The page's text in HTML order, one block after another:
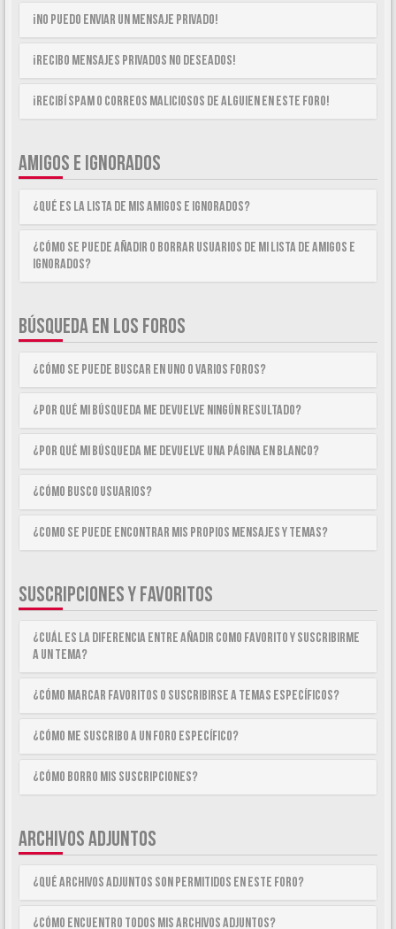
¡No puedo enviar un mensaje privado!
¡Recibo mensajes privados no deseados!
¡Recibí spam o correos maliciosos de alguien en este foro!
AMIGOS E IGNORADOS
¿Qué es la lista de Mis Amigos e Ignorados?
¿Cómo se puede añadir o borrar usuarios de mi lista de Amigos e
Ignorados?
BÚSQUEDA EN LOS FOROS
¿Cómo se puede buscar en uno o varios foros?
¿Por qué mi búsqueda me devuelve ningún resultado?
¿Por qué mi búsqueda me devuelve una página en blanco?
¿Cómo busco usuarios?
¿Como se puede encontrar mis propios mensajes y temas?
SUSCRIPCIONES Y FAVORITOS
¿Cuál es la diferencia entre añadir como Favorito y suscribirme
a un tema?
¿Cómo marcar Favoritos o suscribirse a temas específicos?
¿Cómo me suscribo a un foro específico?
¿Cómo borro mis suscripciones?
ARCHIVOS ADJUNTOS
¿Qué archivos adjuntos son permitidos en este foro?
¿Cómo encuentro todos mis archivos adjuntos?